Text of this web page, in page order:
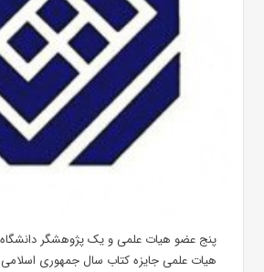
پنج عضو هیات علمی و یک پژوهشگر
هیات علمی جایزه کتاب سال جمهوری اسلامی